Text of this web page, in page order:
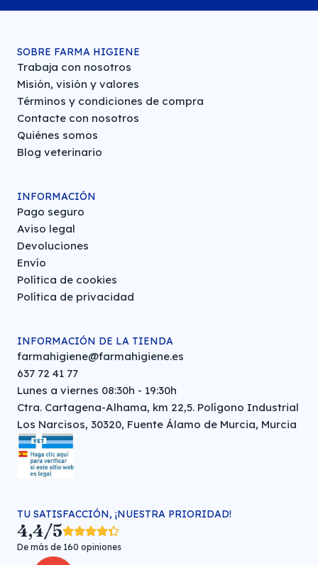
SOBRE FARMA HIGIENE
Trabaja con nosotros
Misión, visión y valores
Términos y condiciones de compra
Contacte con nosotros
Quiénes somos
Blog veterinario
INFORMACIÓN
Pago seguro
Aviso legal
Devoluciones
Envío
Política de cookies
Política de privacidad
INFORMACIÓN DE LA TIENDA
farmahigiene@farmahigiene.es
637 72 41 77
Lunes a viernes 08:30h - 19:30h
Ctra. Cartagena-Alhama, km 22,5. Polígono Industrial
Los Narcisos, 30320, Fuente Álamo de Murcia, Murcia
TU SATISFACCIÓN, ¡NUESTRA PRIORIDAD!
4,4/5
De más de 160 opiniones